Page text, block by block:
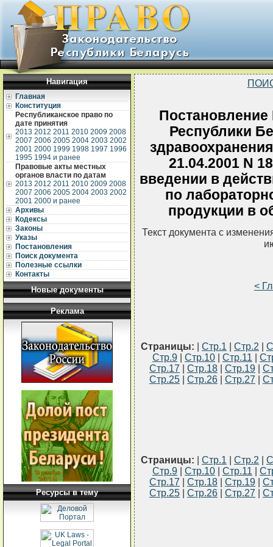
Навигация
Главная
Конституция
Республиканское право по
дате принятия
2013 2012 2011 2010 2009 2008
2007 2006 2005 2004 2003 2002
2001 2000 1999 1998 1997 1996
1995 1994 и ранее
Правовые акты местных
органов власти по датам
2013 2012 2011 2010 2009 2008
2007 2006 2005 2004 2003 2002
2001 2000 и ранее
Архивы
Кодексы
Законы
Указы
Постановления
Поиск документа
Полезные ссылки
Контакты
Новые документы
Реклама
Ресурсы в тему
Постановление
Республики
21.04.2001 N
введении в
по
продукции в
Текст документа с
<
Страницы: Стр.1 Стр.2
Стр.9
Стр.10 Стр.11
Стр.17
Стр.18 Стр.19
Стр.25
Стр.26 Стр.27
Страницы: Стр.1 Стр.2
Стр.9
Стр.10 Стр.11
Стр.17
Стр.18 Стр.19
Стр.25
Стр.26 Стр.27